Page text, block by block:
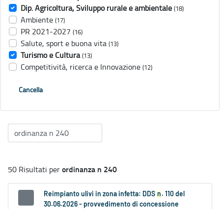
Dip. Agricoltura, Sviluppo rurale e ambientale (18)
Ambiente (17)
PR 2021-2027 (16)
Salute, sport e buona vita (13)
Turismo e Cultura (13)
Competitività, ricerca e Innovazione (12)
Cancella
50 Risultati perordinanza n 240
Reimpianto ulivi in zona infetta: DDS n . 110 del
30.06.2026 - provvedimento di concessione